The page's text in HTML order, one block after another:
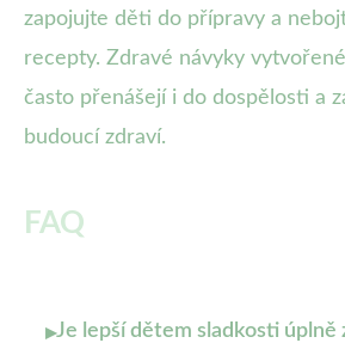
zapojujte děti do přípravy a
recepty. Zdravé návyky
často přenášejí i do dospělosti a
budoucí zdraví.
FAQ
▸Je lepší dětem sladkosti úplně